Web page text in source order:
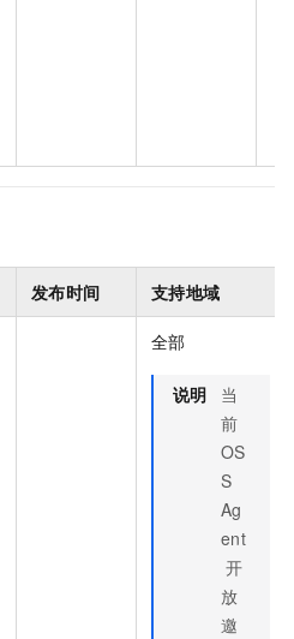
发布时间 支持地域
全部
说明
当
前
OS
S
Ag
ent
开
放
邀